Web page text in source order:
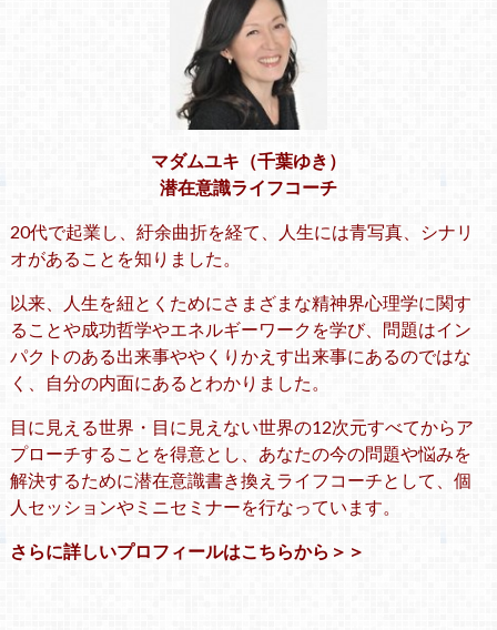
マダムユキ（千葉ゆき）
潜在意識ライフコーチ
20代で起業し、紆余曲折を経て、人生には青写真、シナリ
オがあることを知りました。
以来、人生を紐とくためにさまざまな精神界心理学に関す
ることや成功哲学やエネルギーワークを学び、問題はイン
パクトのある出来事ややくりかえす出来事にあるのではな
く、自分の内面にあるとわかりました。
目に見える世界・目に見えない世界の12次元すべてからア
プローチすることを得意とし、あなたの今の問題や悩みを
解決するために潜在意識書き換えライフコーチとして、個
人セッションやミニセミナーを行なっています。
さらに詳しいプロフィールはこちらから＞＞